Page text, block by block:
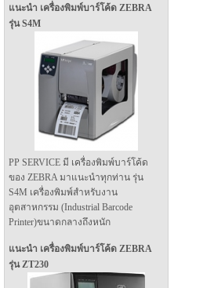
แนะนำ เครื่องพิมพ์บาร์โค้ด ZEBRA
รุ่น S4M
PP SERVICE มี เครื่องพิมพ์บาร์โค้ด
ของ ZEBRA มาแนะนำทุกท่าน รุ่น
S4M เครื่องพิมพ์สำหรับงาน
อุตสาหกรรม (Industrial Barcode
Printer)ขนาดกลางถึงหนัก
แนะนำ เครื่องพิมพ์บาร์โค้ด ZEBRA
รุ่น ZT230